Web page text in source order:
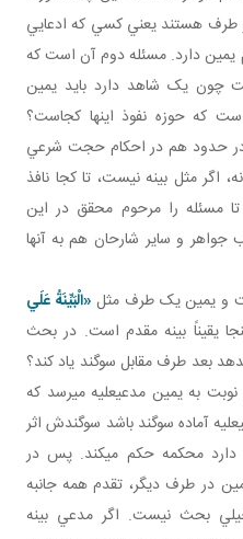
هستند يعني کسي که ادعايي
يمين دارد. مسئله دوم آن است که
چون يک شاهد دارد بايد يمين
که حوزه نفوذ اينها کجاست؟
در حدود هم در احکام حجت شرعي
اگر مثل بينه نيست، تا کجا نافذ
مسئله را مرحوم محقق در اين
و ساير شارحان هم به آنها
و يمين يک طرف مثل «الْبَيِّنَةُ عَلَي
يقيناً بينه مقدم است. در بحث
بعد طرف مقابل سوگند ياد کند؟
به يمين مدعي عليه مي رسد که
آماده سوگند باشد سوگندش اثر
دارد محکمه حکم مي کند. پس در
در طرف ديگر، تقدم همه جانبه
بحث نيست. اگر مدعي بينه